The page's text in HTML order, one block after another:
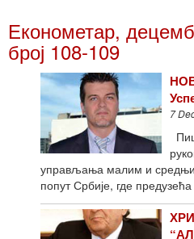
Економетар,
број 108-109
7
управљања малим и
попут Србије, где